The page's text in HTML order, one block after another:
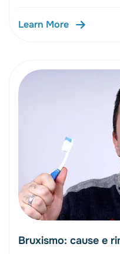
Learn More
Bruxismo: cause e